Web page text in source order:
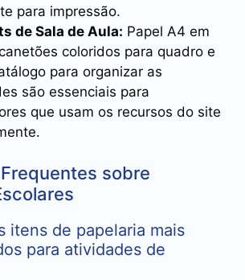
para impressão.
de Sala de Aula: Papel A4 em
coloridos para quadro e
para organizar as
são essenciais para
que usam os recursos do site
sobre
itens de papelaria mais
para atividades de